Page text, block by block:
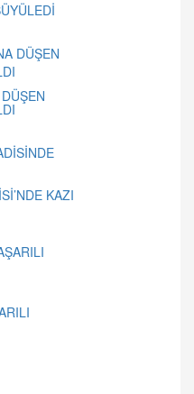
KAZI